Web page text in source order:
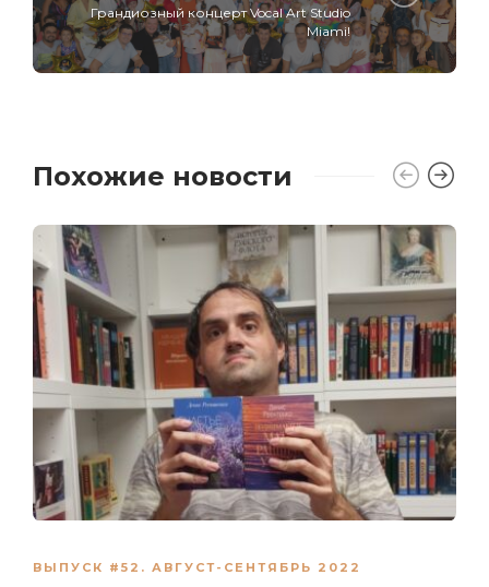
Грандиозный концерт Vocal Art Studio
Miami!
Похожие новости
ВЫПУСК #52. АВГУСТ-СЕНТЯБРЬ 2022